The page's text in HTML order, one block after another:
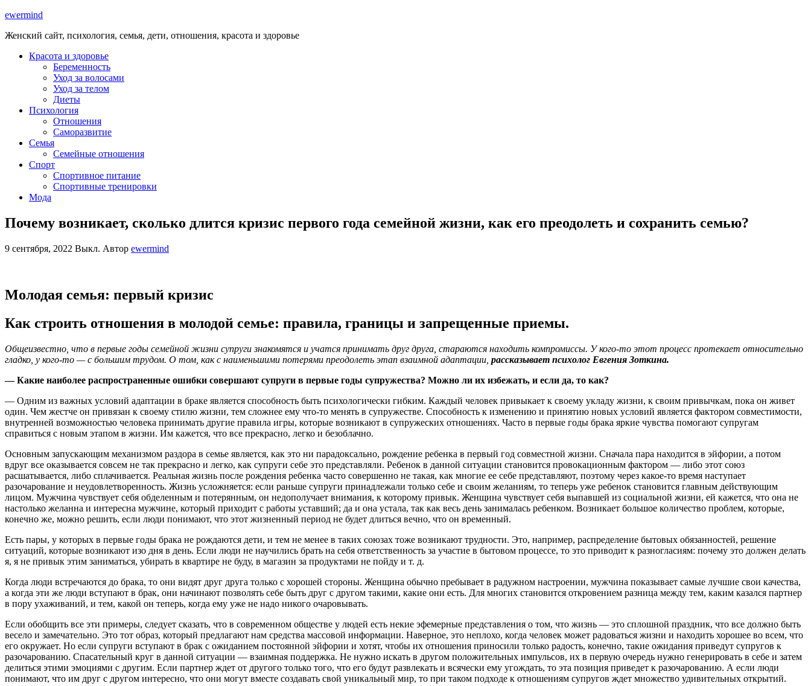
ewermind
Женский сайт, психология, семья, дети, отношения, красота и здоровье
Красота и здоровье
Беременность
Уход за волосами
Уход за телом
Диеты
Психология
Отношения
Саморазвитие
Семья
Семейные отношения
Спорт
Спортивное питание
Спортивные тренировки
Мода
Почему возникает, сколько длится кризис первого года семейной жизни, как его преодолеть и сохранить семью?
9 сентября, 2022 Выкл. Автор ewermind
Молодая семья: первый кризис
Как строить отношения в молодой семье: правила, границы и запрещенные приемы.
Общеизвестно, что в первые годы семейной жизни супруги знакомятся и учатся принимать друг друга, стараются находить компромиссы. У кого-то этот процесс протекает относительно
гладко, у кого-то — с большим трудом. О том, как с наименьшими потерями преодолеть этап взаимной адаптации, рассказывает психолог Евгения Зоткина.
— Какие наиболее распространенные ошибки совершают супруги в первые годы супружества? Можно ли их избежать, и если да, то как?
— Одним из важных условий адаптации в браке является способность быть психологически гибким. Каждый человек привыкает к своему укладу жизни, к своим привычкам, пока он живет
один. Чем жестче он привязан к своему стилю жизни, тем сложнее ему что-то менять в супружестве. Способность к изменению и принятию новых условий является фактором совместимости,
внутренней возможностью человека принимать другие правила игры, которые возникают в супружеских отношениях. Часто в первые годы брака яркие чувства помогают супругам
справиться с новым этапом в жизни. Им кажется, что все прекрасно, легко и безоблачно.
Основным запускающим механизмом раздора в семье является, как это ни парадоксально, рождение ребенка в первый год совместной жизни. Сначала пара находится в эйфории, а потом
вдруг все оказывается совсем не так прекрасно и легко, как супруги себе это представляли. Ребенок в данной ситуации становится провокационным фактором — либо этот союз
расшатывается, либо сплачивается. Реальная жизнь после рождения ребенка часто совершенно не такая, как многие ее себе представляют, поэтому через какое-то время наступает
разочарование и неудовлетворенность. Жизнь усложняется: если раньше супруги принадлежали только себе и своим желаниям, то теперь уже ребенок становится главным действующим
лицом. Мужчина чувствует себя обделенным и потерянным, он недополучает внимания, к которому привык. Женщина чувствует себя выпавшей из социальной жизни, ей кажется, что она не
настолько желанна и интересна мужчине, который приходит с работы уставший; да и она устала, так как весь день занималась ребенком. Возникает большое количество проблем, которые,
конечно же, можно решить, если люди понимают, что этот жизненный период не будет длиться вечно, что он временный.
Есть пары, у которых в первые годы брака не рождаются дети, и тем не менее в таких союзах тоже возникают трудности. Это, например, распределение бытовых обязанностей, решение
ситуаций, которые возникают изо дня в день. Если люди не научились брать на себя ответственность за участие в бытовом процессе, то это приводит к разногласиям: почему это должен делать
я, я не привык этим заниматься, убирать в квартире не буду, в магазин за продуктами не пойду и т. д.
Когда люди встречаются до брака, то они видят друг друга только с хорошей стороны. Женщина обычно пребывает в радужном настроении, мужчина показывает самые лучшие свои качества,
а когда эти же люди вступают в брак, они начинают позволять себе быть друг с другом такими, какие они есть. Для многих становится откровением разница между тем, каким казался партнер
в пору ухаживаний, и тем, какой он теперь, когда ему уже не надо никого очаровывать.
Если обобщить все эти примеры, следует сказать, что в современном обществе у людей есть некие эфемерные представления о том, что жизнь — это сплошной праздник, что все должно быть
весело и замечательно. Это тот образ, который предлагают нам средства массовой информации. Наверное, это неплохо, когда человек может радоваться жизни и находить хорошее во всем, что
его окружает. Но если супруги вступают в брак с ожиданием постоянной эйфории и хотят, чтобы их отношения приносили только радость, конечно, такие ожидания приведут супругов к
разочарованию. Спасательный круг в данной ситуации — взаимная поддержка. Не нужно искать в другом положительных импульсов, их в первую очередь нужно генерировать в себе и затем
делиться этими эмоциями с другим. Если партнер ждет от другого только того, что его будут развлекать и всячески ему угождать, то эта позиция приведет к разочарованию. А если люди
понимают, что им друг с другом интересно, что они могут вместе создавать свой уникальный мир, то при таком подходе к отношениям супругов ждет множество удивительных открытий.